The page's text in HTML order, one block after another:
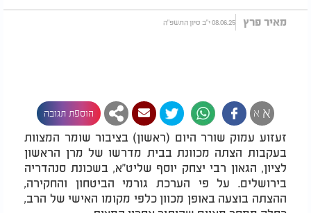
מאיר פרץ 08.06.25 י"ב סיון התשפ"ה
א א הוספת תגובה
זעזוע עמוק שורר היום (ראשון) בציבור שומר המצוות
בעקבות הצתה מכוונת בבית מדרשו של מרן הראשון
לציון, הגאון רבי יצחק יוסף שליט"א, בשכונת סנהדריה
בירושלים. על פי הערכת גורמי הביטחון והחקירה,
ההצתה בוצעה באופן מכוון כלפי מקומו האישי של הרב,